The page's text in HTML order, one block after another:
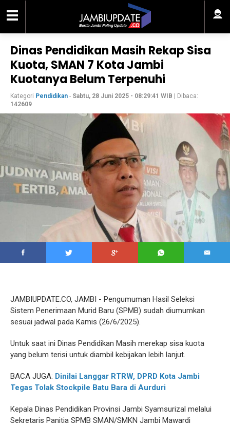
Dinas Pendidikan Masih Rekap Sisa
Kuota, SMAN 7 Kota Jambi
Kuotanya Belum Terpenuhi
Kategori Pendidikan - Sabtu, 28 Juni 2025 - 08:29:41 WIB | Dibaca:
142609
JAMBIUPDATE.CO, JAMBI - Pengumuman Hasil Seleksi
Sistem Penerimaan Murid Baru (SPMB) sudah diumumkan
sesuai jadwal pada Kamis (26/6/2025).
Untuk saat ini Dinas Pendidikan Masih merekap sisa kuota
yang belum terisi untuk diambil kebijakan lebih lanjut.
BACA JUGA: Dinilai Langgar RTRW, DPRD Kota Jambi
Tegas Tolak Stockpile Batu Bara di Aurduri
Kepala Dinas Pendidikan Provinsi Jambi Syamsurizal melalui
Sekretaris Panitia SPMB SMAN/SMKN Jambi Mawardi